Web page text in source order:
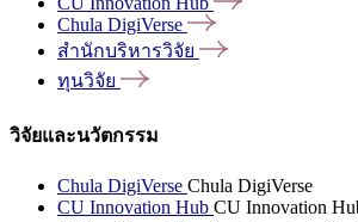
Chula DigiVerse
สำนักบริหารวิจัย
ทุนวิจัย
วิจัยและนวัตกรรม
Chula DigiVerse Chula DigiVerse
CU Innovation Hub CU Innovation